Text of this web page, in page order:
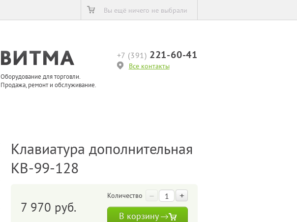
Вы ещё ничего не выбрали
+7 (391) 221-60-41
Все контакты
Оборудование для торговли.
Продажа, ремонт и обслуживание.
Клавиатура дополнительная
KB-99-128
Количество +
–
В корзину
7 970 руб.